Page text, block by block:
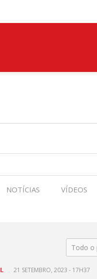
NOTÍCIAS VÍDEOS
Todo o
21 SETEMBRO, 2023 - 17H37